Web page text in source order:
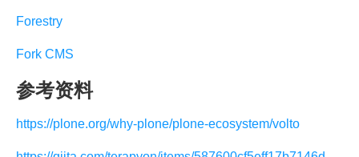
Forestry
Fork CMS
参考资料
https://plone.org/why-plone/plone-ecosystem/volto